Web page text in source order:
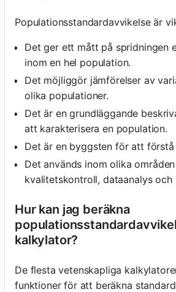
Populationsstandardavvikelse är
Det ger ett mått på spridningen
inom en hel population.
Det möjliggör jämförelser av
olika populationer.
Det är en grundläggande
att karakterisera en population.
Det är en byggsten för att
Det används inom olika
kvalitetskontroll, dataanalys och
Hur kan jag beräkna
kalkylator?
De flesta vetenskapliga
funktioner för att beräkna